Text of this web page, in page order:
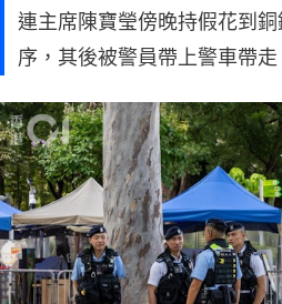
連主席陳寶瑩傍晚持假花到
序，其後被警員帶上警車帶走